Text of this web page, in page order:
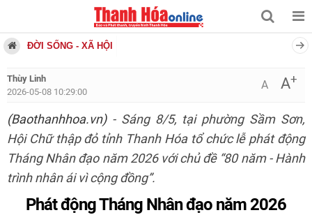
ĐỜI SỐNG - XÃ HỘI
Thùy Linh
2026-05-08 10:29:00
A A+
(Baothanhhoa.vn)- Sáng 8/5, tại phường Sầm Sơn,
Hội Chữ thập đỏ tỉnh Thanh Hóa tổ chức lễ phát động
Tháng Nhân đạo năm 2026 với chủ đề “80 năm - Hành
trình nhân ái vì cộng đồng”.
Phát động Tháng Nhân đạo năm 2026